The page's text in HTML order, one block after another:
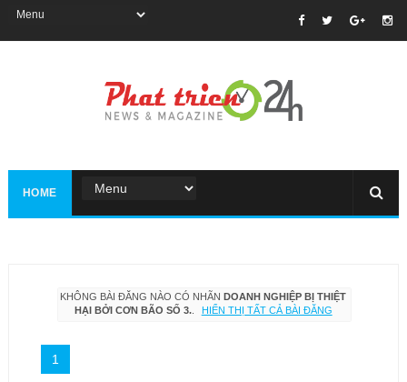
HOME
KHÔNG BÀI ĐĂNG NÀO CÓ NHÃNDOANH NGHIỆP BỊ THIỆT
HẠI BỞI CƠN BÃO SỐ 3.
HIỂN THỊ TẤT CẢ BÀI ĐĂNG
1